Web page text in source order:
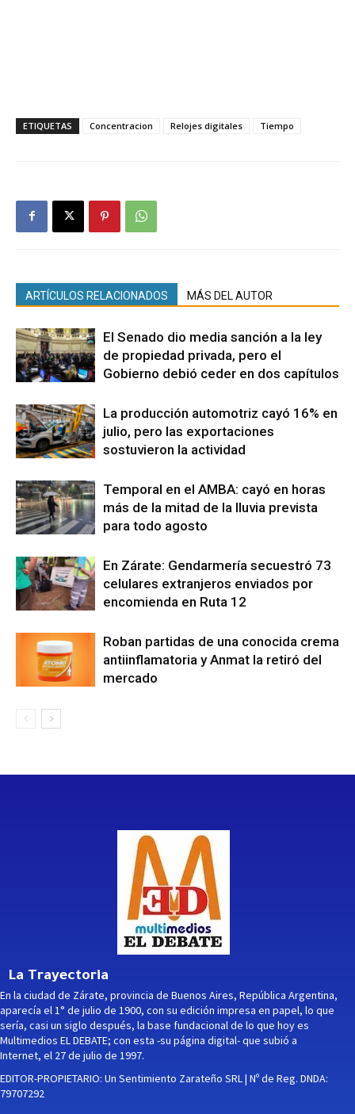
ETIQUETAS Concentracion Relojes digitales Tiempo
ARTÍCULOS RELACIONADOS MÁS DEL AUTOR
El Senado dio media sanción a la ley
de propiedad privada, pero el
Gobierno debió ceder en dos capítulos
La producción automotriz cayó 16% en
julio, pero las exportaciones
sostuvieron la actividad
Temporal en el AMBA: cayó en horas
más de la mitad de la lluvia prevista
para todo agosto
En Zárate: Gendarmería secuestró 73
celulares extranjeros enviados por
encomienda en Ruta 12
Roban partidas de una conocida crema
antiinflamatoria y Anmat la retiró del
mercado
La Trayectoria
En la ciudad de Zárate, provincia de Buenos Aires, República Argentina,
aparecía el 1° de julio de 1900, con su edición impresa en papel, lo que
sería, casi un siglo después, la base fundacional de lo que hoy es
Multimedios EL DEBATE; con esta -su página digital- que subió a
Internet, el 27 de julio de 1997.
EDITOR-PROPIETARIO: Un Sentimiento Zarateño SRL | Nº de Reg. DNDA:
79707292